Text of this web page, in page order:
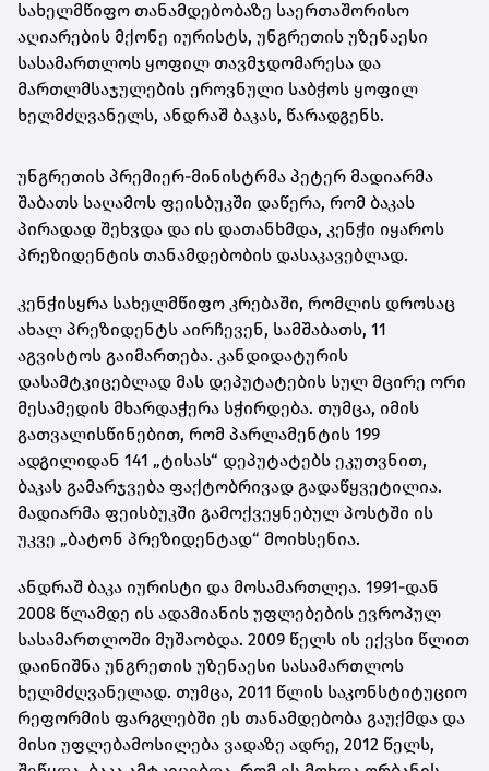
სახელმწიფო თანამდებობაზე საერთაშორისო
აღიარების მქონე იურისტს, უნგრეთის უზენაესი
სასამართლოს ყოფილ თავმჯდომარესა და
მართლმსაჯულების ეროვნული საბჭოს ყოფილ
ხელმძღვანელს, ანდრაშ ბაკას, წარადგენს.
უნგრეთის პრემიერ-მინისტრმა პეტერ მადიარმა
შაბათს საღამოს ფეისბუკში დაწერა, რომ ბაკას
პირადად შეხვდა და ის დათანხმდა, კენჭი იყაროს
პრეზიდენტის თანამდებობის დასაკავებლად.
კენჭისყრა სახელმწიფო კრებაში, რომლის დროსაც
ახალ პრეზიდენტს აირჩევენ, სამშაბათს, 11
აგვისტოს გაიმართება. კანდიდატურის
დასამტკიცებლად მას დეპუტატების სულ მცირე ორი
მესამედის მხარდაჭერა სჭირდება. თუმცა, იმის
გათვალისწინებით, რომ პარლამენტის 199
ადგილიდან 141 „ტისას“ დეპუტატებს ეკუთვნით,
ბაკას გამარჯვება ფაქტობრივად გადაწყვეტილია.
მადიარმა ფეისბუკში გამოქვეყნებულ პოსტში ის
უკვე „ბატონ პრეზიდენტად“ მოიხსენია.
ანდრაშ ბაკა იურისტი და მოსამართლეა. 1991-დან
2008 წლამდე ის ადამიანის უფლებების ევროპულ
სასამართლოში მუშაობდა. 2009 წელს ის ექვსი წლით
დაინიშნა უნგრეთის უზენაესი სასამართლოს
ხელმძღვანელად. თუმცა, 2011 წლის საკონსტიტუციო
რეფორმის ფარგლებში ეს თანამდებობა გაუქმდა და
მისი უფლებამოსილება ვადაზე ადრე, 2012 წელს,